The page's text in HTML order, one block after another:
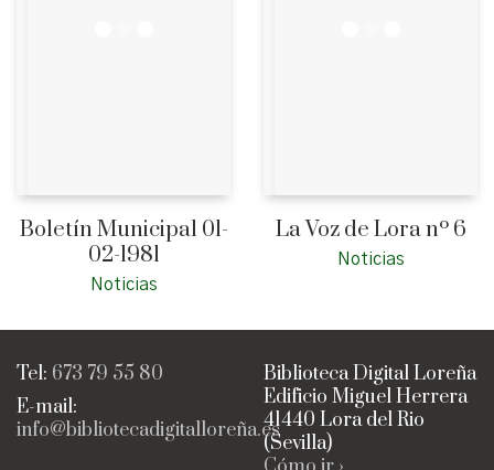
Boletín Municipal 01-
02-1981
Noticias
La Voz de Lora nº 6
Noticias
Tel: 673 79 55 80
E-mail:
info@bibliotecadigitalloreña.es
Biblioteca Digital Loreña
Edificio Miguel Herrera
41440 Lora del Rio
(Sevilla)